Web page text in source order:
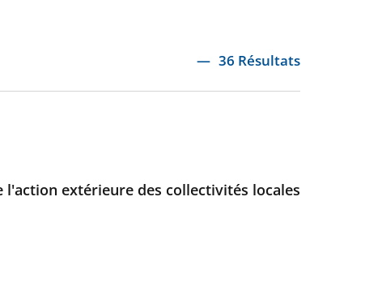
36 Résultats
l'action extérieure des collectivités locales